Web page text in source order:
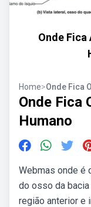
Onde Fica
Home>Onde Fica
Onde Fica
Humano
Webmas onde é
do osso da
região anterior e